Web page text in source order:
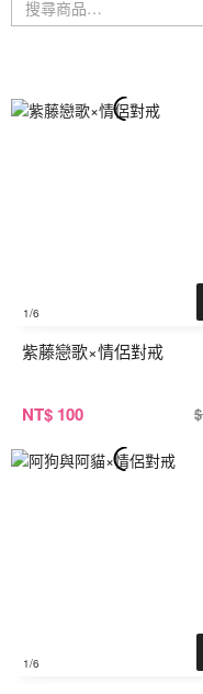
1/6
紫藤戀歌×情侶對戒
NT$ 100
1/6